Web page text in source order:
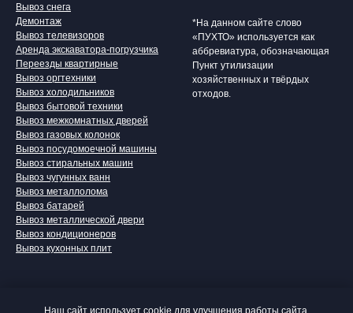
Вывоз снега
Демонтаж
Вывоз телевизоров
Аренда экскаватора-погрузчика
Переезды квартирные
Вывоз оргтехники
Вывоз холодильников
Вывоз бытовой техники
Вывоз межкомнатных дверей
Вывоз газовых колонок
Вывоз посудомоечной машины
Вывоз стиральных машин
Вывоз чугунных ванн
Вывоз металлолома
Вывоз батарей
Вывоз металлической двери
Вывоз кондиционеров
Вывоз кухонных плит
*На данном сайте слово
«ПУХТО» используется как
аббревиатура, обозначающая
Пункт утилизации
хозяйственных и твёрдых
отходов.